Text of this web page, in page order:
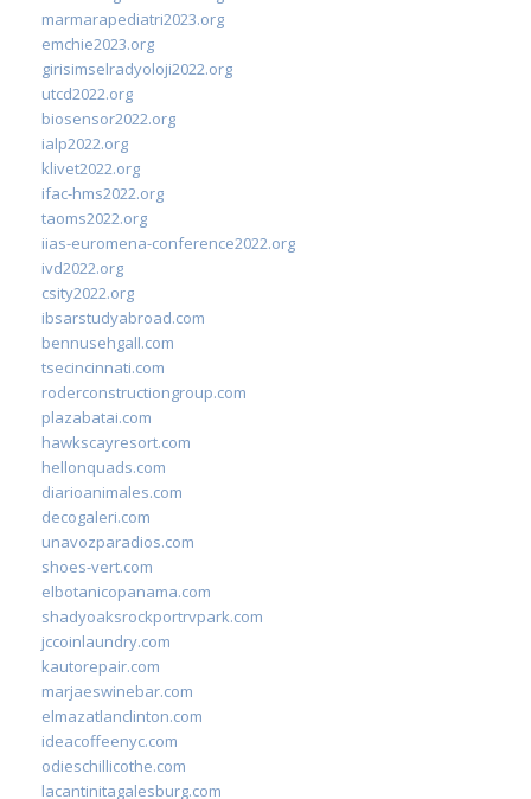
marmarapediatri2023.org
emchie2023.org
girisimselradyoloji2022.org
utcd2022.org
biosensor2022.org
ialp2022.org
klivet2022.org
ifac-hms2022.org
taoms2022.org
iias-euromena-conference2022.org
ivd2022.org
csity2022.org
ibsarstudyabroad.com
bennusehgall.com
tsecincinnati.com
roderconstructiongroup.com
plazabatai.com
hawkscayresort.com
hellonquads.com
diarioanimales.com
decogaleri.com
unavozparadios.com
shoes-vert.com
elbotanicopanama.com
shadyoaksrockportrvpark.com
jccoinlaundry.com
kautorepair.com
marjaeswinebar.com
elmazatlanclinton.com
ideacoffeenyc.com
odieschillicothe.com
lacantinitagalesburg.com